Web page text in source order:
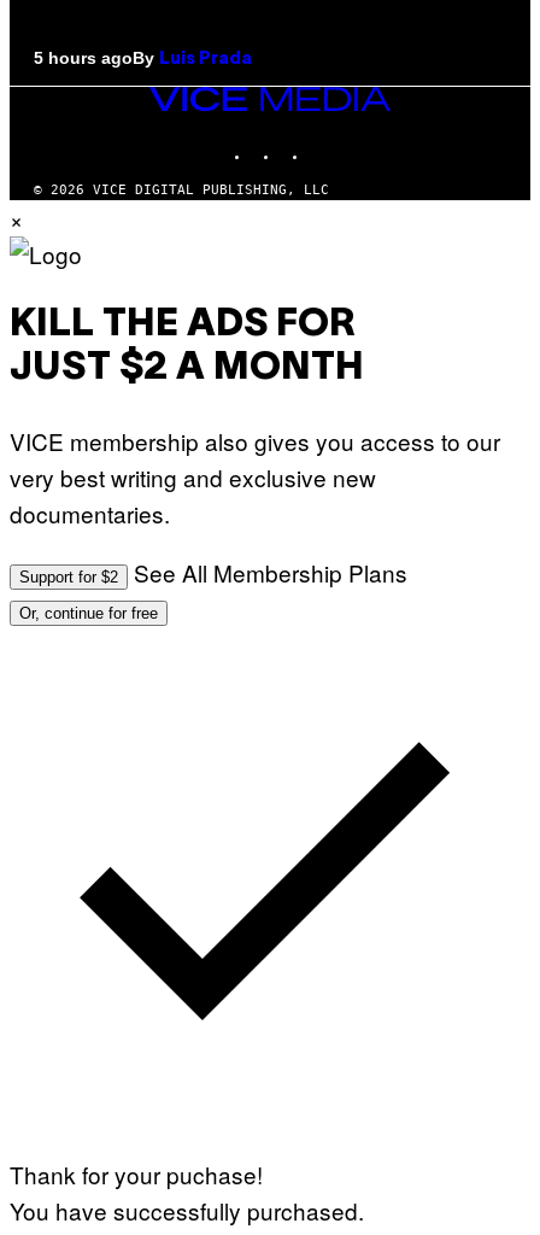
5 hours agoBy Luis Prada
VICE
MEDIA
© 2026 VICE DIGITAL PUBLISHING, LLC
×
KILL THE ADS FOR
JUST $2 A MONTH
VICE membership also gives you access to our
very best writing and exclusive new
documentaries.
Support for $2 See All Membership Plans
Or, continue for free
Thank for your puchase!
You have successfully purchased.